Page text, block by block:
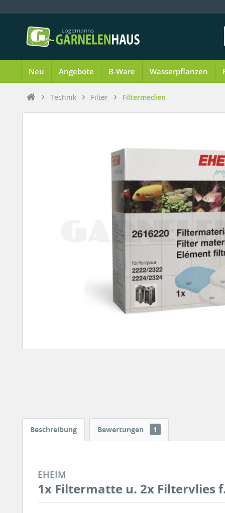
Neu Angebote B-Ware Wasserpflanzen
Technik Filter Filtermedien
Beschreibung Bewertungen 1
EHEIM
1x Filtermatte u. 2x Filtervlies